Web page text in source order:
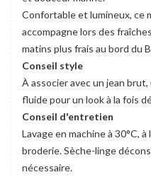
Confortable et lumineux, ce
accompagne lors des
matins plus frais au bord du
Conseil style
À associer avec un jean
fluide pour un look à la fois
Conseil d'entretien
Lavage en machine à 30°C,
broderie. Sèche-linge
nécessaire.